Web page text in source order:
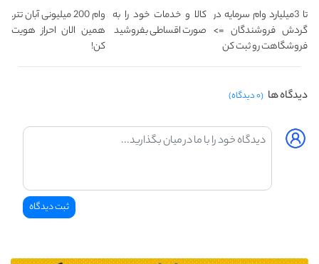
تا 3میلیارد وام سرمایه در
گردش فروشندگان =>
فروشگاهت رو ثبت کن
کالا و خدمات خود را به
صورت اقساطی بفروشید
وام 200 میلیونی آبان تتر.
همین الان احراز هویت
کن!
دیدگاه ها (۰ دیدگاه)